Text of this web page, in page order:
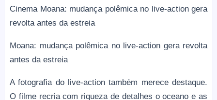
Cinema Moana: mudança polêmica no live-action gera
revolta antes da estreia
Moana: mudança polêmica no live-action gera revolta
antes da estreia
A fotografia do live-action também merece destaque.
O filme recria com riqueza de detalhes o oceano e as